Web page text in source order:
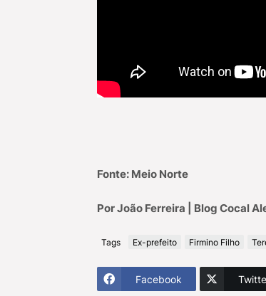
Fonte: Meio Norte
Por João Ferreira | Blog Cocal
Tags Ex-prefeito Firmino Filho
Facebook